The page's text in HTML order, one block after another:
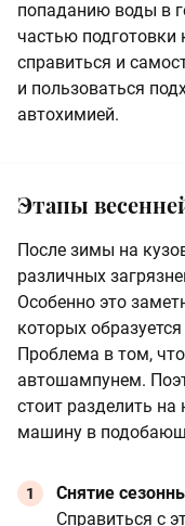
попаданию воды в
частью подготовки
справиться и
и пользоваться
автохимией.
Этапы
После зимы на
различных
Особенно это
которых
Проблема в том,
автошампунем.
стоит разделить на
машину в
Снятие
Справиться с